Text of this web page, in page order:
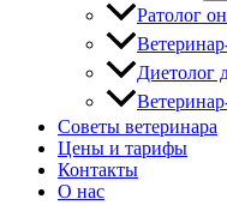
Ратолог
Диетолог
Советы ветеринара
Цены и тарифы
Контакты
О нас